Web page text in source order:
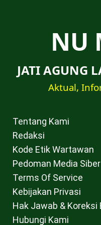
NU
JATI AGUNG
Aktual,
Tentang Kami
Redaksi
Kode Etik Wartawan
Pedoman Media Siber
Terms Of Service
Kebijakan Privasi
Hak Jawab & Koreksi
Hubungi Kami